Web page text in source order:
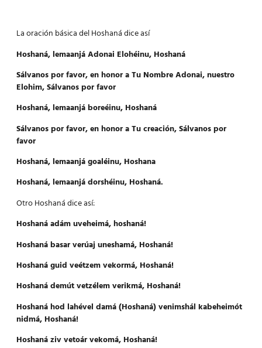
La oración básica del Hoshaná dice así
Hoshaná, lemaanjá Adonai Elohéinu, Hoshaná
Sálvanos por favor, en honor a Tu Nombre Adonai, nuestro
Elohim, Sálvanos por favor
Hoshaná, lemaanjá boreéinu, Hoshaná
Sálvanos por favor, en honor a Tu creación, Sálvanos por
favor
Hoshaná, lemaanjá goaléinu, Hoshana
Hoshaná, lemaanjá dorshéinu, Hoshaná.
Otro Hoshaná dice así:
Hoshaná adám uveheimá, hoshaná!
Hoshaná basar verúaj uneshamá, Hoshaná!
Hoshaná guid veétzem vekormá, Hoshaná!
Hoshaná demút vetzélem verikmá, Hoshaná!
Hoshaná hod lahével damá (Hoshaná) venimshál kabeheimót
nidmá, Hoshaná!
Hoshaná ziv vetoár vekomá, Hoshaná!